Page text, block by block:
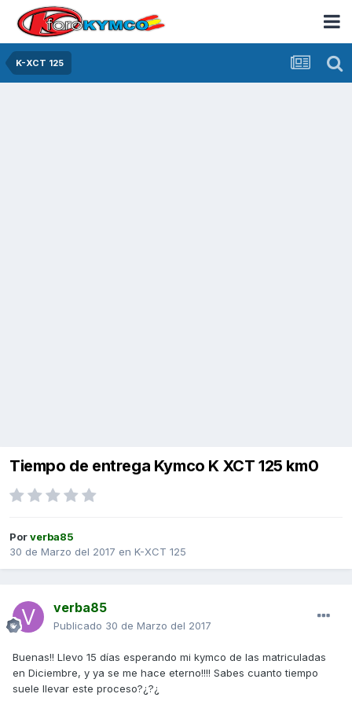
K-XCT 125
Tiempo de entrega Kymco K XCT 125 km0
Porverba85
30 de Marzo del 2017 en K-XCT 125
verba85
Publicado 30 de Marzo del 2017
Buenas!! Llevo 15 días esperando mi kymco de las matriculadas
en Diciembre, y ya se me hace eterno!!!! Sabes cuanto tiempo
suele llevar este proceso?¿?¿